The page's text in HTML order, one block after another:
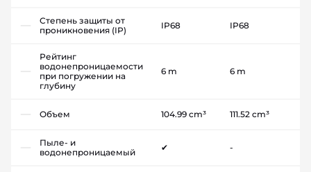
Степень защиты от
проникновения (IP)
IP68 IP68
Рейтинг
водонепроницаемости
при погружении на
глубину
6 m 6 m
Объем 104.99 cm³ 111.52 cm³
Пыле- и
водонепроницаемый
✔ -